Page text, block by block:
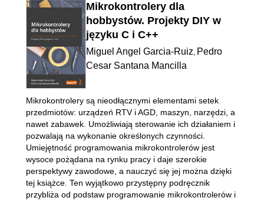
Mikrokontrolery dla
hobbystów. Projekty DIY w
języku C i C++
Miguel Angel Garcia-Ruiz, Pedro
Cesar Santana Mancilla
Mikrokontrolery są nieodłącznymi elementami setek
przedmiotów: urządzeń RTV i AGD, maszyn, narzędzi, a
nawet zabawek. Umożliwiają sterowanie ich działaniem i
pozwalają na wykonanie określonych czynności.
Umiejętność programowania mikrokontrolerów jest
wysoce pożądana na rynku pracy i daje szerokie
perspektywy zawodowe, a nauczyć się jej można dzięki
tej książce. Ten wyjątkowo przystępny podręcznik
przybliża od podstaw programowanie mikrokontrolerów i